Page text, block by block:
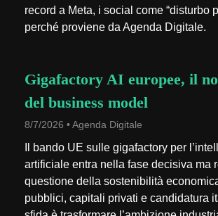
record a Meta, i social come “disturbo
perché proviene da Agenda Digitale.
Gigafactory AI europee, il
del business model
8/7/2026 • Agenda Digitale
Il bando UE sulle gigafactory per
artificiale entra nella fase decisiva ma
questione della sostenibilità
pubblici, capitali privati e candidatura